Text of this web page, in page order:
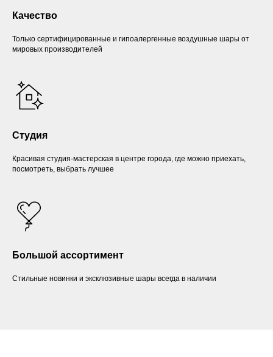
Качество
Только сертифицированные и гипоалергенные воздушные шары от
мировых производителей
Студия
Красивая студия-мастерская в центре города, где можно приехать,
посмотреть, выбрать лучшее
Большой ассортимент
Стильные новинки и эксклюзивные шары всегда в наличии